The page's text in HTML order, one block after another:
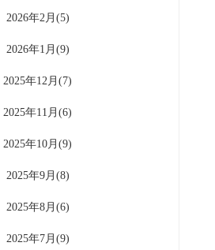
2026年2月(5)
2026年1月(9)
2025年12月(7)
2025年11月(6)
2025年10月(9)
2025年9月(8)
2025年8月(6)
2025年7月(9)